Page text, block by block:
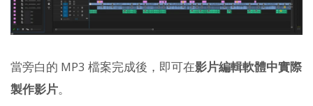
當旁白的 MP3 檔案完成後，即可在影片編輯軟體中實際
製作影片。